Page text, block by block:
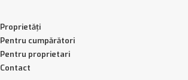
Proprietăți
Pentru cumpărători
Pentru proprietari
Contact